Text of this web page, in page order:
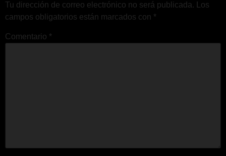
Tu dirección de correo electrónico no será publicada.
Los
campos obligatorios están marcados con *
Comentario *